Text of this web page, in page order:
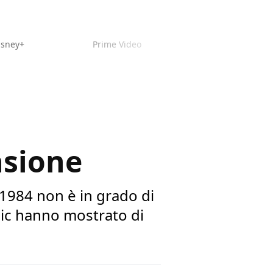
Prime Video
non è in grado di
hanno mostrato di